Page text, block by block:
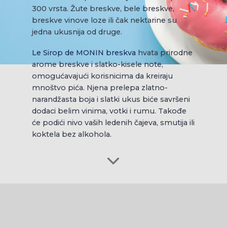
300 vrsta. Žute breskve, bele breskve,
breskve vinove loze ili čak nektarine su
jedna ukusnija od druge.
Le Sirop de MONIN breskva hvata prirodne
arome breskve i slatko-kisele note,
omogućavajući korisnicima da kreiraju
mnoštvo pića. Njena prelepa zlatno-
narandžasta boja i slatki ukus biće savršeni
dodaci belim vinima, votki i rumu. Takođe
će podići nivo vaših ledenih čajeva, smutija ili
koktela bez alkohola.